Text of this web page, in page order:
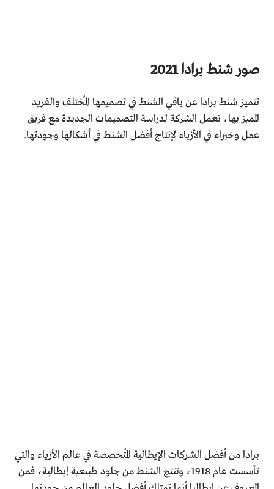
صور شنط برادا 2021
تتميز شنط برادا عن باقي الشنط في تصميمها المُختلف والفريد
المميز بها، تعمل الشركة لدراسة التصميمات الجديدة مع فريق
عمل وخبراء في الأزياء لإنتاج أفضل الشنط في أشكالها وجودتها.
برادا من أفضل الشركات الإيطالية المُتخصصة في عالم الأزياء والتي
تأسست عام 1918، وتنتج الشنط من جلود طبيعية إيطالية، فمن